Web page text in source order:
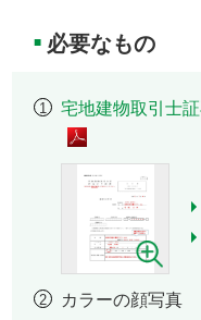
■ 必要なもの
宅地建物取引士
カラーの顔写真